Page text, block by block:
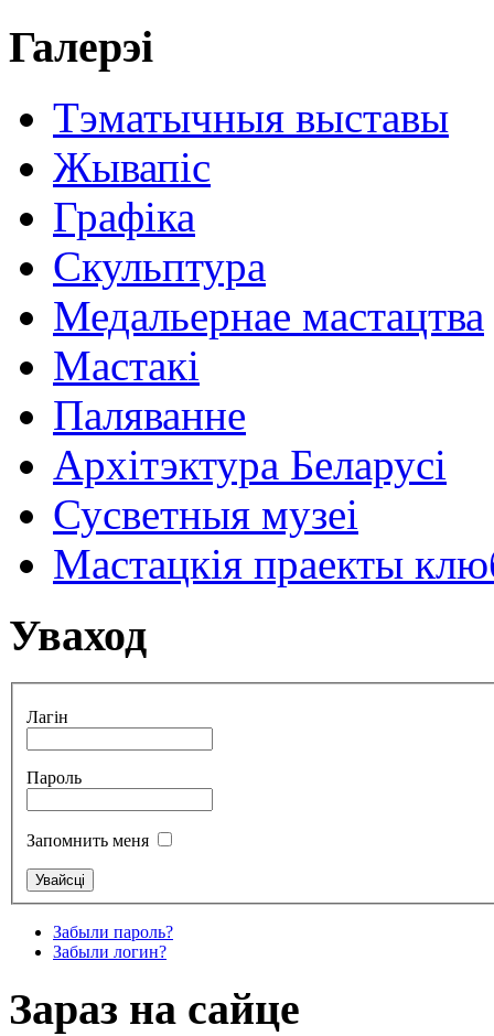
Галерэі
Тэматычныя выставы
Жывапіс
Графіка
Скульптура
Медальернае мастацтва
Мастакі
Паляванне
Архітэктура Беларусі
Сусветныя музеі
Мастацкія праекты
Уваход
Лагін
Пароль
Запомнить меня
Забыли пароль?
Забыли логин?
Зараз на сайце